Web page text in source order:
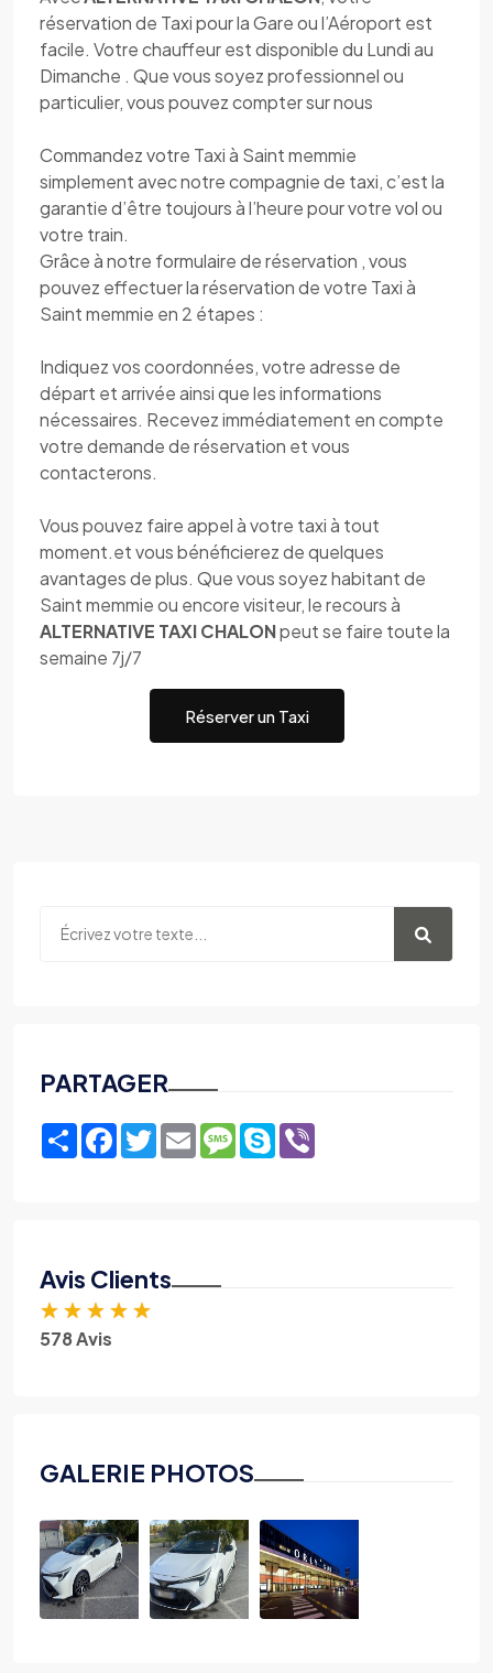
réservation de Taxi pour la Gare ou l’Aéroport est
facile. Votre chauffeur est disponible du Lundi au
Dimanche . Que vous soyez professionnel ou
particulier, vous pouvez compter sur nous
Commandez votre Taxi à Saint memmie
simplement avec notre compagnie de taxi, c’est la
garantie d’être toujours à l’heure pour votre vol ou
votre train.
Grâce à notre formulaire de réservation , vous
pouvez effectuer la réservation de votre Taxi à
Saint memmie en 2 étapes :
Indiquez vos coordonnées, votre adresse de
départ et arrivée ainsi que les informations
nécessaires. Recevez immédiatement en compte
votre demande de réservation et vous
contacterons.
Vous pouvez faire appel à votre taxi à tout
moment.et vous bénéficierez de quelques
avantages de plus. Que vous soyez habitant de
Saint memmie ou encore visiteur, le recours à
ALTERNATIVE TAXI CHALONpeut se faire toute la
semaine 7j/7
Réserver un Taxi
PARTAGER
ShareFacebook
TwitterEmailMessage
Skype
Avis Clients
★ ★ ★ ★ ★
578 Avis
GALERIE PHOTOS